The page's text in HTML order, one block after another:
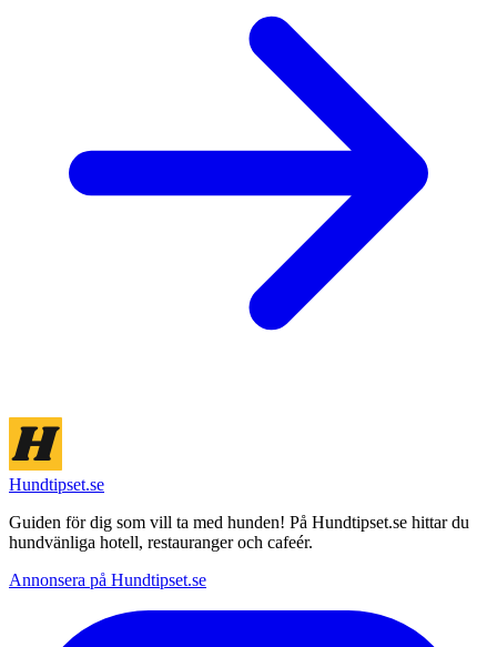
Hundtipset.se
Guiden för dig som vill ta med hunden! På Hundtipset.se hittar du
hundvänliga hotell, restauranger och cafeér.
Annonsera på Hundtipset.se